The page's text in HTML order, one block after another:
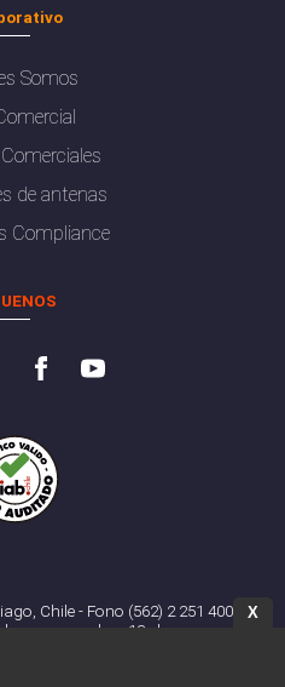
Somos
de antenas
Compliance
Chile - Fono (562) 2 251 4000
reservados. 13.cl
X